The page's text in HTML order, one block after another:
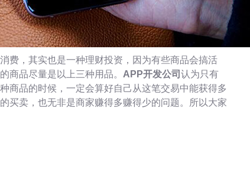
费，其实也是一种理财投资，因为有些商品会搞活
商品尽量是以上三种用品。 APP开发公司 认为只有
商品的时候，一定会算好自己从这笔交易中能获得多
买卖，也无非是商家赚得多赚得少的问题。所以大家